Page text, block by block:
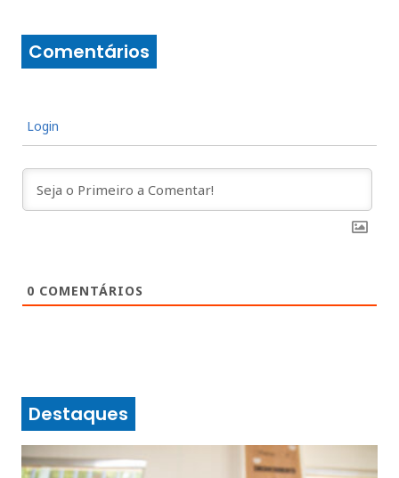
Comentários
Login
0 COMENTÁRIOS
Destaques